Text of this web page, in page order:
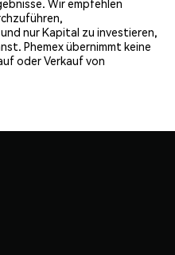
Wir empfehlen
nur Kapital zu investieren,
Phemex übernimmt keine
oder Verkauf von